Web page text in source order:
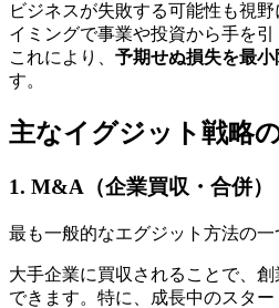
ビジネスが失敗する可能性も視
イミングで事業や投資から手を引
これにより、 予期せぬ損失を最小
す。
主なイグジット戦略
1. M&A（企業買収・合併）
最も一般的なエグジット方法の一
大手企業に買収されることで、
できます。特に、成長中のスタ